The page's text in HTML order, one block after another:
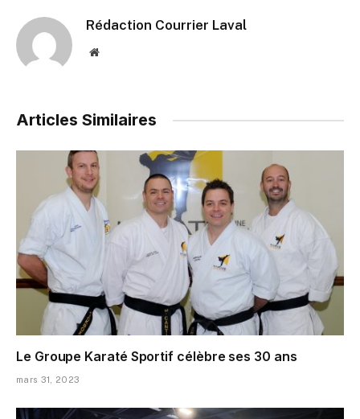
Rédaction Courrier Laval
Website
Articles Similaires
Le Groupe Karaté Sportif célèbre ses 30 ans
mars 31, 2023